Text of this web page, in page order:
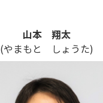
山本 翔太
(やまもと しょうた)